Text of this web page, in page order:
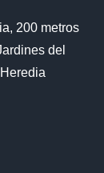
200 metros
del